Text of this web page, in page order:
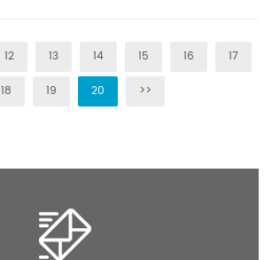
Растворимость в воде: Растворим в воде Условия
хранения: Хранить в защищенном от света месте,
инертная атмосфера, 2-8°C
12 13 14 15 16 17
18 19 20 >>